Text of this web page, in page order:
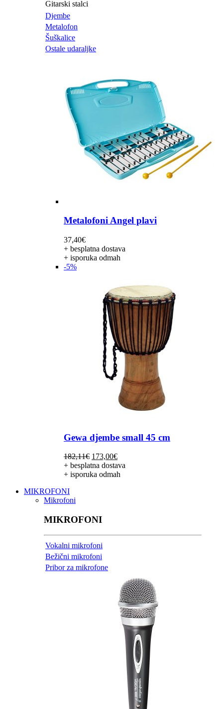
Gitarski stalci
Djembe
Metalofon
Šuškalice
Ostale udaraljke
Metalofoni Angel plavi
37,40€
+ besplatna dostava
+ isporuka odmah
-5%
Gewa djembe small 45 cm
182,11€ Izvorna
cijena
bila
173,00€Trenutna
cijena
je:
+ besplatna dostava
+ isporuka odmah
MIKROFONI
Mikrofoni
MIKROFONI
Vokalni mikrofoni
Bežični mikrofoni
Pribor za mikrofone